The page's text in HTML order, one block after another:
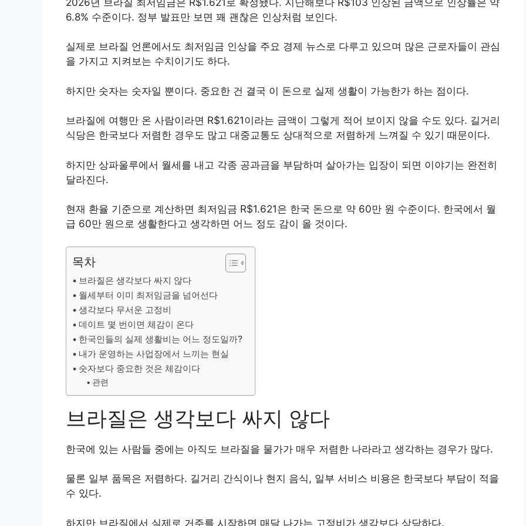
6.8% 수준이다. 정부 발표만 보면 꽤 괜찮은 인상처럼 보인다.
실제로 브라질 언론에서도 최저임금 인상을 주요 경제 뉴스로 다루고 있으며 많은 근로자들이 관심
을 가지고 지켜보는 수치이기도 하다.
하지만 숫자는 숫자일 뿐이다. 중요한 건 결국 이 돈으로 실제 생활이 가능한가 하는 점이다.
브라질에 여행만 온 사람이라면 R$1.621이라는 금액이 그렇게 적어 보이지 않을 수도 있다. 길거리
식당은 한국보다 저렴한 경우도 많고 대중교통도 상대적으로 저렴하게 느껴질 수 있기 때문이다.
하지만 상파울루에서 월세를 내고 각종 공과금을 부담하며 살아가는 입장이 되면 이야기는 완전히
달라진다.
현재 환율 기준으로 계산하면 최저임금 R$1.621은 한국 돈으로 약 60만 원 수준이다. 한국에서 월
급 60만 원으로 생활한다고 생각하면 어느 정도 감이 올 것이다.
목차
브라질은 생각보다 싸지 않다
월세부터 이미 최저임금을 넘어선다
생각보다 무서운 고정비
데이트 몇 번이면 체감이 온다
한국인들의 실제 생활비는 어느 정도일까?
내가 운영하는 사업장에서 느끼는 현실
숫자보다 중요한 것은 체감이다
관련
브라질은 생각보다 싸지 않다
한국에 있는 사람들 중에는 아직도 브라질을 물가가 매우 저렴한 나라라고 생각하는 경우가 많다.
물론 일부 품목은 저렴하다. 길거리 간식이나 현지 음식, 일부 서비스 비용은 한국보다 부담이 적을
수 있다.
하지만 브라질에서 실제로 거주를 시작하면 매달 나가는 고정비가 생각보다 상당하다.